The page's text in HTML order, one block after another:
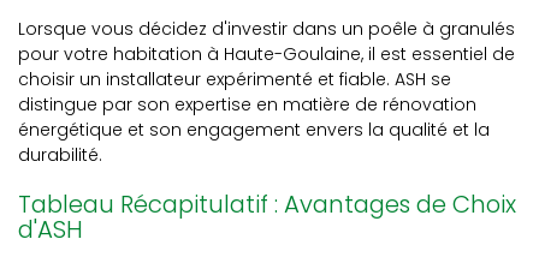
Lorsque vous décidez d'investir dans un poêle à granulés
pour votre habitation à Haute-Goulaine, il est essentiel de
choisir un installateur expérimenté et fiable. ASH se
distingue par son expertise en matière de rénovation
énergétique et son engagement envers la qualité et la
durabilité.
Tableau Récapitulatif : Avantages de Choix
d'ASH